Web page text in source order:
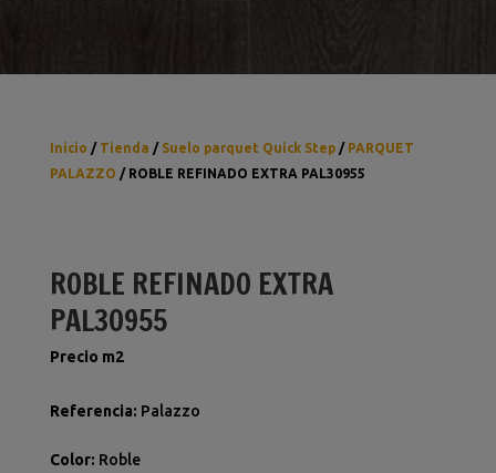
Inicio / Tienda / Suelo parquet Quick Step/ PARQUET
PALAZZO / ROBLE REFINADO EXTRA PAL30955
ROBLE REFINADO EXTRA
PAL30955
Precio m2
Referencia: Palazzo
Color: Roble